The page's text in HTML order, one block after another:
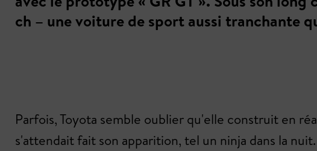
ch – une voiture de sport aussi tranchante
Parfois, Toyota semble oublier qu'elle construit en
s'attendait fait son apparition, tel un ninja dans la